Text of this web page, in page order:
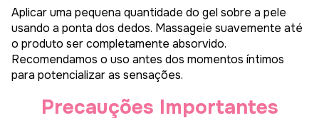
Aplicar uma pequena quantidade do gel sobre a pele
usando a ponta dos dedos. Massageie suavemente até
o produto ser completamente absorvido.
Recomendamos o uso antes dos momentos íntimos
para potencializar as sensações.
Precauções Importantes